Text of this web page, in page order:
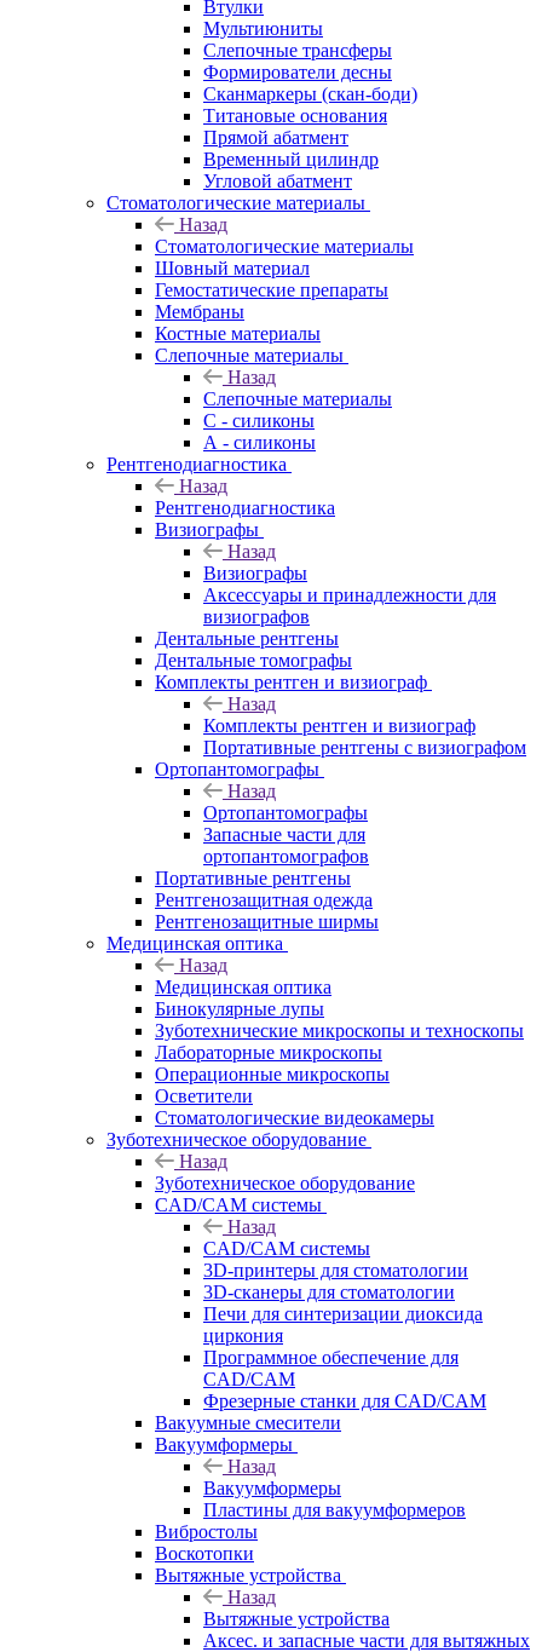
Втулки
Мультиюниты
Слепочные трансферы
Формирователи десны
Сканмаркеры (скан-боди)
Титановые основания
Прямой абатмент
Временный цилиндр
Угловой абатмент
Стоматологические материалы
Назад
Стоматологические материалы
Шовный материал
Гемостатические препараты
Мембраны
Костные материалы
Слепочные материалы
Назад
Слепочные материалы
C - силиконы
А - силиконы
Рентгенодиагностика
Назад
Рентгенодиагностика
Визиографы
Назад
Визиографы
Аксессуары и принадлежности для
визиографов
Дентальные рентгены
Дентальные томографы
Комплекты рентген и визиограф
Назад
Комплекты рентген и визиограф
Портативные рентгены с визиографом
Ортопантомографы
Назад
Ортопантомографы
Запасные части для
ортопантомографов
Портативные рентгены
Рентгенозащитная одежда
Рентгенозащитные ширмы
Медицинская оптика
Назад
Медицинская оптика
Бинокулярные лупы
Зуботехнические микроскопы и техноскопы
Лабораторные микроскопы
Операционные микроскопы
Осветители
Стоматологические видеокамеры
Зуботехническое оборудование
Назад
Зуботехническое оборудование
CAD/CAM системы
Назад
CAD/CAM системы
3D-принтеры для стоматологии
3D-сканеры для стоматологии
Печи для синтеризации диоксида
циркония
Программное обеспечение для
CAD/CAM
Фрезерные станки для CAD/CAM
Вакуумные смесители
Вакуумформеры
Назад
Вакуумформеры
Пластины для вакуумформеров
Вибростолы
Воскотопки
Вытяжные устройства
Назад
Вытяжные устройства
Аксес. и запасные части для вытяжных